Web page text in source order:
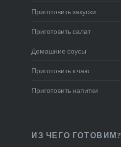
Приготовить закуски
Приготовить салат
Домашние соусы
Приготовить к чаю
Приготовить напитки
ИЗ ЧЕГО ГОТОВИМ?